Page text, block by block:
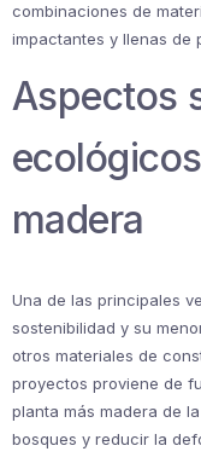
combinaciones de
impactantes y llenas de
Aspectos
madera
Una de las principales
sostenibilidad y su
otros materiales de
proyectos proviene de
planta más madera de
bosques y reducir la